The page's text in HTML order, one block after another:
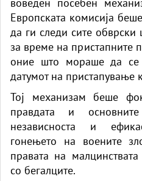
Европската комисија
да ги следи сите обврски
за време на пристапните
оние што мораше да се
датумот на пристапување
Тој механизам беше
правдата и
независноста и
гонењето на воените
правата на
со бегалците.